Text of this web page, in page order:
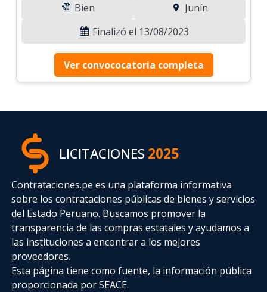
Bien
Junín
Finalizó el 13/08/2023
Ver convococatoria completa
LICITACIONES2025
Contrataciones.pe es una plataforma informativa
sobre los contrataciones públicas de bienes y servicios
del Estado Peruano. Buscamos promover la
transparencia de las compras estatalesy ayudamos a
las instituciones a encontrar a los mejores
proveedores.
Esta página tiene como fuente, la información pública
proporcionada por SEACE.